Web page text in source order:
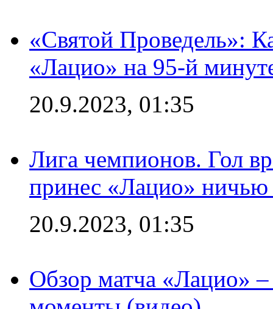
«Святой Проведель»:
«Лацио» на 95-й
20.9.2023, 01:35
Лига чемпионов. Гол
принес «Лацио» ничью
20.9.2023, 01:35
Обзор матча «Лацио»